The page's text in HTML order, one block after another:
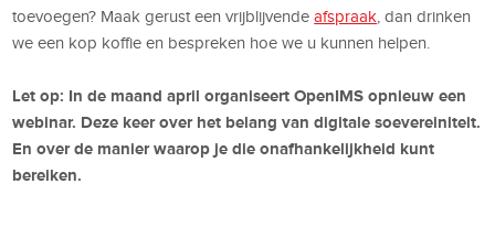
toevoegen? Maak gerust een vrijblijvendeafspraak , dan drinken
we een kop koffie en bespreken hoe we u kunnen helpen.
Let op: In de maand april organiseert OpenIMS opnieuw een
webinar. Deze keer over het belang van digitale soevereiniteit.
En over de manier waarop je die onafhankelijkheid kunt
bereiken.